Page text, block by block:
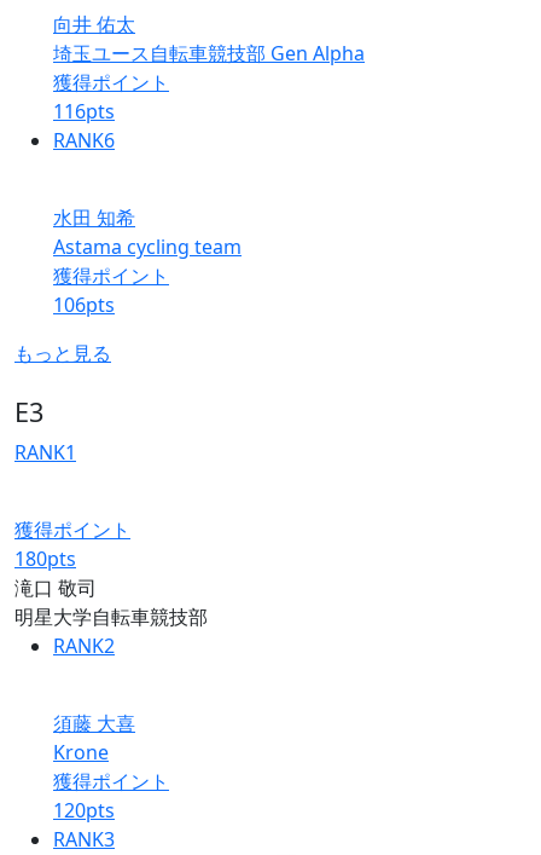
向井 佑太
埼玉ユース自転車競技部 Gen Alpha
獲得ポイント
116pts
RANK6
水田 知希
Astama cycling team
獲得ポイント
106pts
もっと見る
E3
RANK1
獲得ポイント
180pts
滝口 敬司
明星大学自転車競技部
RANK2
須藤 大喜
Krone
獲得ポイント
120pts
RANK3